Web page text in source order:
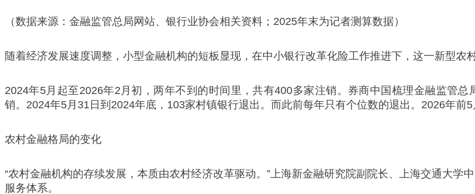
（数据来源：金融监管总局网站、银行业协会相关资料；2025年末为记者测算数据）
随着经济发展速度调整，小型金融机构的短板显现，在中小银行改革化险工作推进下，这一新型农
2024年5月起至2026年2月初，两年不到的时间里，共有400多家注销。券商中国梳理金融监管
销。2024年5月31日到2024年底，103家村镇银行退出。而此前每年只有个位数的退出。2026年前5
农村金融格局的变化
“农村金融机构的存续发展，本质由农村经济改革驱动。”上海新金融研究院副院长、上海交通大
服务体系。